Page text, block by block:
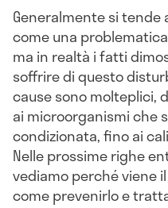
Generalmente si
come una
ma in realtà i fatti
soffrire di questo
cause sono molteplici,
ai microorganismi che
condizionata, fino ai
Nelle prossime righe
vediamo perché viene
come prevenirlo e